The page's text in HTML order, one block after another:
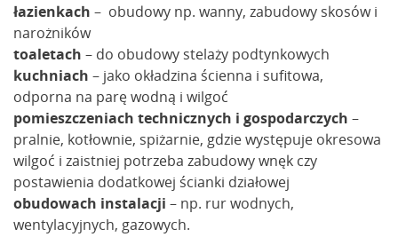
łazienkach – obudowy np. wanny, zabudowy skosów i
narożników
toaletach – do obudowy stelaży podtynkowych
kuchniach – jako okładzina ścienna i sufitowa,
odporna na parę wodną i wilgoć
pomieszczeniach technicznych i gospodarczych –
pralnie, kotłownie, spiżarnie, gdzie występuje okresowa
wilgoć i zaistniej potrzeba zabudowy wnęk czy
postawienia dodatkowej ścianki działowej
obudowach instalacji – np. rur wodnych,
wentylacyjnych, gazowych.